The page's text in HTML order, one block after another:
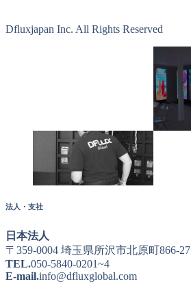
Dfluxjapan Inc. All Rights Reserved
法人・支社
日本法人
〒359-0004 埼玉県所沢市北原町866-27
TEL.050-5840-0201~4
E-mail.info@dfluxglobal.com